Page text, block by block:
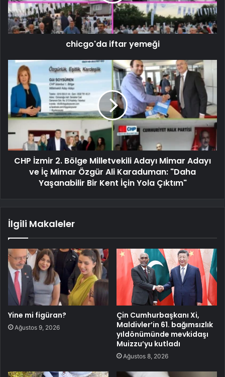
chicgo'da iftar yemeği
CHP İzmir 2. Bölge Milletvekili Adayı Mimar Adayı
ve İç Mimar Özgür Ali Karaduman: "Daha
Yaşanabilir Bir Kent İçin Yola Çıktım"
İlgili Makaleler
Yine mi figüran?
Ağustos 9, 2026
Çin Cumhurbaşkanı Xi,
Maldivler’in 61. bağımsızlık
yıldönümünde mevkidaşı
Muizzu’yu kutladı
Ağustos 8, 2026